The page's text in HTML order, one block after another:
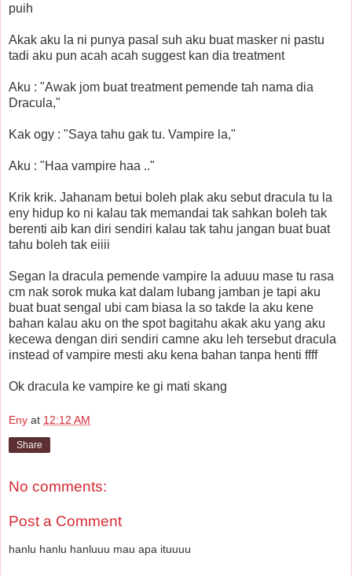
puih
Akak aku la ni punya pasal suh aku buat masker ni pastu
tadi aku pun acah acah suggest kan dia treatment
Aku : "Awak jom buat treatment pemende tah nama dia
Dracula,"
Kak ogy : "Saya tahu gak tu. Vampire la,"
Aku : "Haa vampire haa .."
Krik krik. Jahanam betui boleh plak aku sebut dracula tu la
eny hidup ko ni kalau tak memandai tak sahkan boleh tak
berenti aib kan diri sendiri kalau tak tahu jangan buat buat
tahu boleh tak eiiii
Segan la dracula pemende vampire la aduuu mase tu rasa
cm nak sorok muka kat dalam lubang jamban je tapi aku
buat buat sengal ubi cam biasa la so takde la aku kene
bahan kalau aku on the spot bagitahu akak aku yang aku
kecewa dengan diri sendiri camne aku leh tersebut dracula
instead of vampire mesti aku kena bahan tanpa henti ffff
Ok dracula ke vampire ke gi mati skang
Eny at 12:12 AM
Share
No comments:
Post a Comment
hanlu hanlu hanluuu mau apa ituuuu